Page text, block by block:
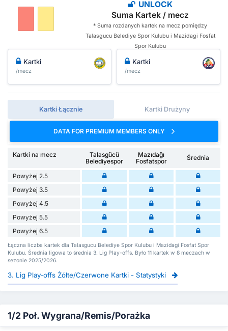
UNLOCK
Suma Kartek / mecz
* Suma rozdanych kartek na mecz pomiędzy
Talasgucu Belediye Spor Kulubu i Mazidagi Fosfat
Spor Kulubu
Kartki
/mecz
Kartki
/mecz
Kartki Łącznie Kartki Drużyny
DATA FOR PREMIUM MEMBERS ONLY
Kartki na mecz
Talasgücü
Belediyespor
Mazıdağı
Fosfatspor
Średnia
Powyżej 2.5
Powyżej 3.5
Powyżej 4.5
Powyżej 5.5
Powyżej 6.5
Łączna liczba kartek dla Talasgucu Belediye Spor Kulubu i Mazidagi Fosfat Spor
Kulubu. Średnia ligowa to średnia 3. Lig Play-offs. Było 11 kartek w 8 meczach w
sezonie 2025/2026.
3. Lig Play-offs Żółte/Czerwone Kartki - Statystyki
1/2 Poł. Wygrana/Remis/Porażka